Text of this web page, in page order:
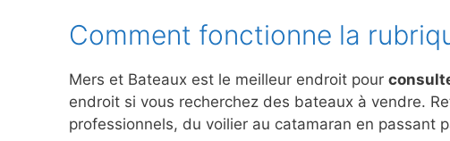
Comment fonctionne la
Mers et Bateaux est le meilleur endroit pour
endroit si vous recherchez des bateaux à vendre.
professionnels, du voilier au catamaran en passant